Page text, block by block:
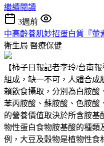
繼續閱讀
3週前
中高齡養肌妙招蛋白質『葷
衛生局 醫療保健
【柿子日報記者李玲/台南
組成，缺一不可，人體合成
賴飲食攝取，分別為白胺酸
苯丙胺酸、蘇胺酸、色胺酸
的營養價值取決於所含胺基
物性蛋白食物胺基酸的種類
例，大豆及穀物是植物性食